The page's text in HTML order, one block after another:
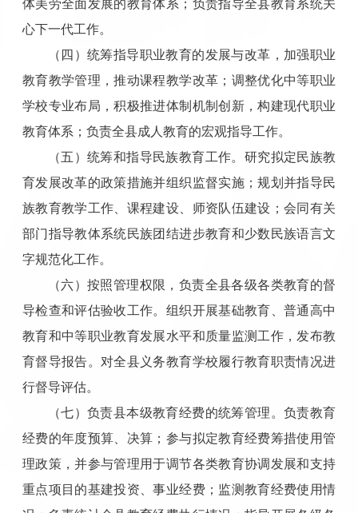
体美劳全面发展的教育体系；负责指导全县教育系统关
心下一代工作。
（四）统筹指导职业教育的发展与改革，加强职业
教育教学管理，推动课程教学改革；调整优化中等职业
学校专业布局，积极推进体制机制创新，构建现代职业
教育体系；负责全县成人教育的宏观指导工作。
（五）统筹和指导民族教育工作。研究拟定民族教
育发展改革的政策措施并组织监督实施；规划并指导民
族教育教学工作、课程建设、师资队伍建设；会同有关
部门指导教体系统民族团结进步教育和少数民族语言文
字规范化工作。
（六）按照管理权限，负责全县各级各类教育的督
导检查和评估验收工作。组织开展基础教育、普通高中
教育和中等职业教育发展水平和质量监测工作，发布教
育督导报告。对全县义务教育学校履行教育职责情况进
行督导评估。
（七）负责县本级教育经费的统筹管理。负责教育
经费的年度预算、决算；参与拟定教育经费筹措使用管
理政策，并参与管理用于调节各类教育协调发展和支持
重点项目的基建投资、事业经费；监测教育经费使用情